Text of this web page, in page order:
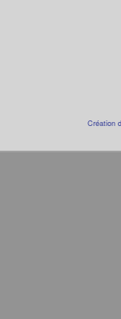
Création